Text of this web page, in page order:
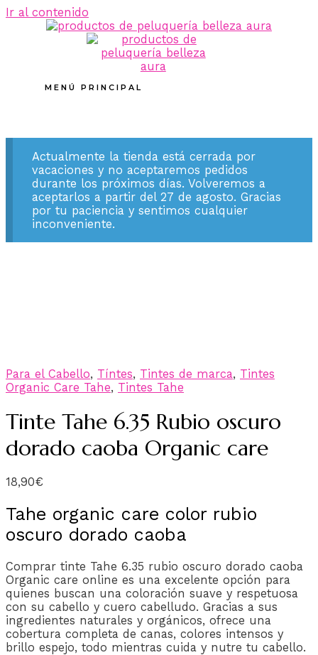
Ir al contenido
MENÚ PRINCIPAL
Actualmente la tienda está cerrada por
vacaciones y no aceptaremos pedidos
durante los próximos días. Volveremos a
aceptarlos a partir del 27 de agosto. Gracias
por tu paciencia y sentimos cualquier
inconveniente.
Para el Cabello, Tíntes, Tintes de marca, Tintes
Organic Care Tahe, Tintes Tahe
Tinte Tahe 6.35 Rubio oscuro
dorado caoba Organic care
18,90€
Tahe organic care color rubio
oscuro dorado caoba
Comprar tinte Tahe 6.35 rubio oscuro dorado caoba
Organic care online es una excelente opción para
quienes buscan una coloración suave y respetuosa
con su cabello y cuero cabelludo. Gracias a sus
ingredientes naturales y orgánicos, ofrece una
cobertura completa de canas, colores intensos y
brillo espejo, todo mientras cuida y nutre tu cabello.